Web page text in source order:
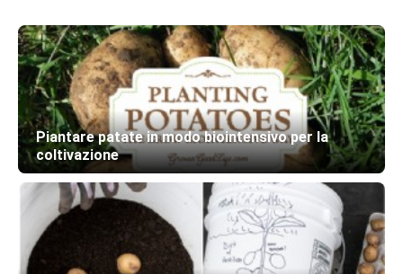
Piantare patate in modo biointensivo per la
coltivazione